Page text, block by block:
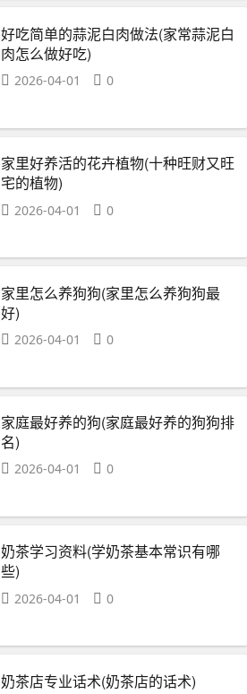
好吃简单的蒜泥白肉做法(家常蒜泥白
肉怎么做好吃)
2026-04-01 0
家里好养活的花卉植物(十种旺财又旺
宅的植物)
2026-04-01 0
家里怎么养狗狗(家里怎么养狗狗最
好)
2026-04-01 0
家庭最好养的狗(家庭最好养的狗狗排
名)
2026-04-01 0
奶茶学习资料(学奶茶基本常识有哪
些)
2026-04-01 0
奶茶店专业话术(奶茶店的话术)